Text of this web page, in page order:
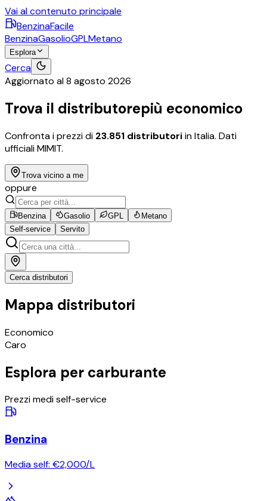
Vai al contenuto principale
BenzinaFacile
BenzinaGasolioGPLMetano
Esplora
Cerca
Aggiornato al8 agosto 2026
Trova il distributorepiù economico
Confronta i prezzi di 23.851 distributoriin Italia. Dati
ufficiali MIMIT.
Trova vicino a me
oppure
Benzina Gasolio GPL
Metano
Self-service
Servito
Cerca distributori
Mappa distributori
Economico
Caro
Esplora per carburante
Prezzi medi self-service
Benzina
Media self: €2,000/L